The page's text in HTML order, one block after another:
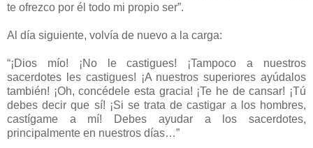
te ofrezco por él todo mi propio ser”.
Al día siguiente, volvía de nuevo a la carga:
“¡Dios mío! ¡No le castigues! ¡Tampoco a nuestros
sacerdotes les castigues! ¡A nuestros superiores ayúdalos
también! ¡Oh, concédele esta gracia! ¡Te he de cansar! ¡Tú
debes decir que sí! ¡Si se trata de castigar a los hombres,
castígame a mí! Debes ayudar a los sacerdotes,
principalmente en nuestros días…”